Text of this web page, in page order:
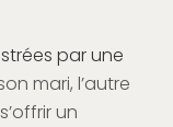
par une
mari, l’autre
un